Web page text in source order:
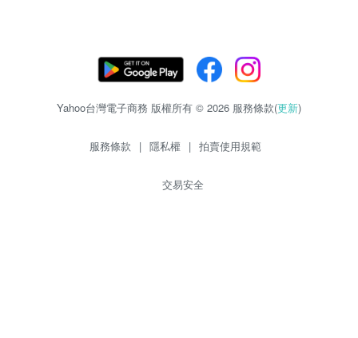
Yahoo台灣電子商務 版權所有 © 2026 服務條款(更新)
服務條款 | 隱私權 | 拍賣使用規範
交易安全